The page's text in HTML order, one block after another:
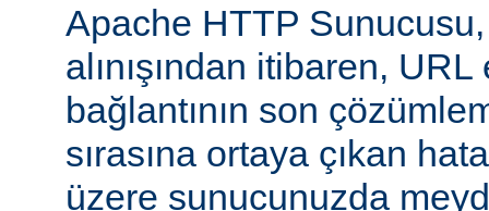
Apache HTTP
alınışından itibaren,
bağlantının son
sırasına ortaya çıkan
üzere sunucunuzda